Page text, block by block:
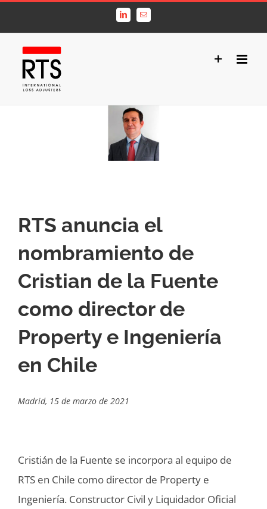
LinkedInCorreo
electrónico
RTS anuncia el
nombramiento de
Cristian de la Fuente
como director de
Property e Ingeniería
en Chile
Madrid, 15 de marzo de 2021
Cristián de la Fuente se incorpora al equipo de
RTS en Chile como director de Property e
Ingeniería. Constructor Civil y Liquidador Oficial